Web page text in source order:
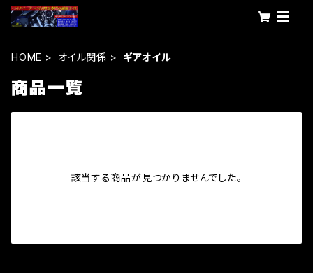
HOME オイル関係 ギアオイル
商品一覧
該当する商品が見つかりませんでした。